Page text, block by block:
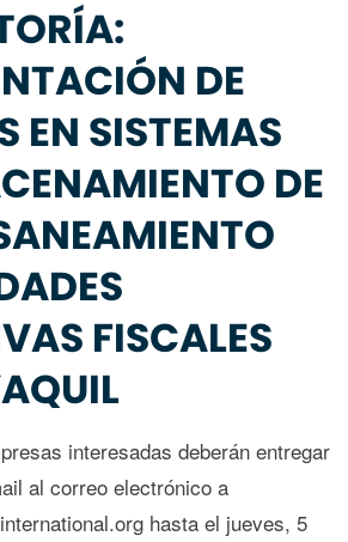
DE
EN SISTEMAS
DE
FISCALES
interesadas deberán entregar
al correo electrónico a
hasta el jueves, 5